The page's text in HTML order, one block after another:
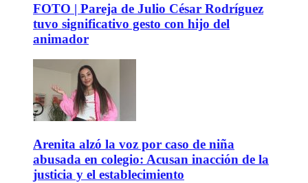
FOTO | Pareja de Julio César Rodríguez
tuvo significativo gesto con hijo del
animador
Arenita alzó la voz por caso de niña
abusada en colegio: Acusan inacción de la
justicia y el establecimiento